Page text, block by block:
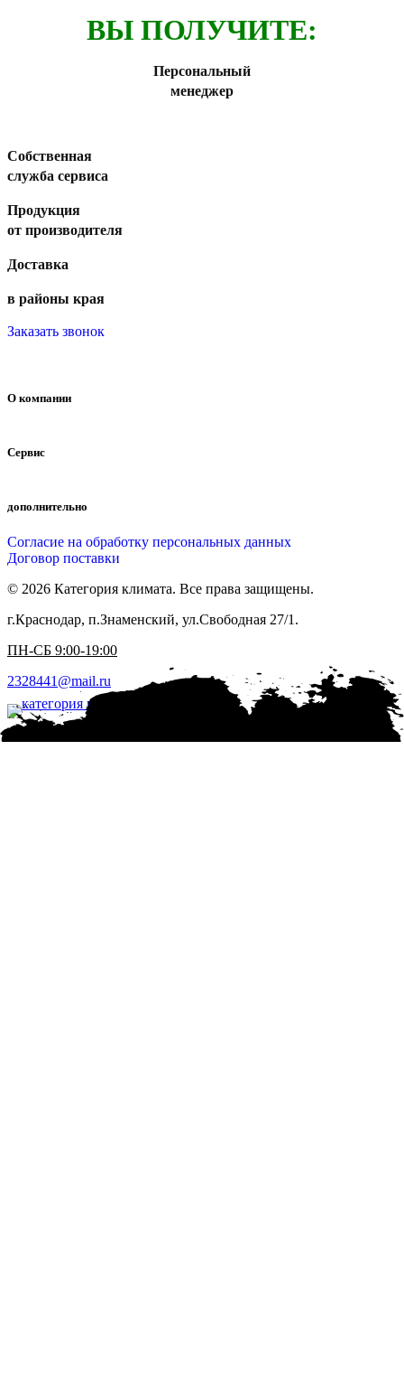
ВЫ ПОЛУЧИТЕ:
Персональный
менеджер
Собственная
служба сервиса
Продукция
от производителя
Доставка
в районы края
Заказать звонок
О компании
Сервис
дополнительно
Согласие на обработку персональных данных
Договор поставки
© 2026 Категория климата. Все права защищены.
г.Краснодар, п.Знаменский, ул.Свободная 27/1.
ПН-СБ 9:00-19:00
2328441@mail.ru